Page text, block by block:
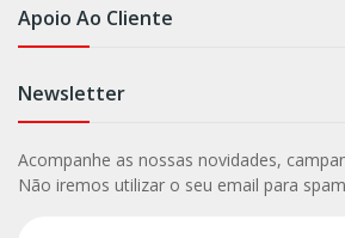
Apoio Ao Cliente
Newsletter
Acompanhe as nossas novidades,
Não iremos utilizar o seu email para